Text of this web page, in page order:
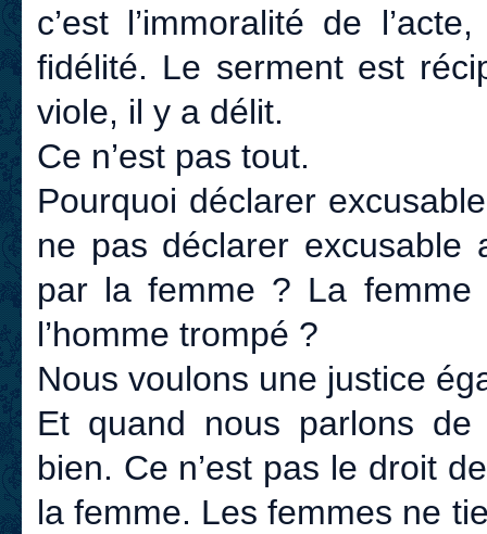
c’est l’immoralité de
fidélité. Le serment est
viole, il y a délit.
Ce n’est pas tout.
Pourquoi déclarer
ne pas déclarer excusable
par la femme ? La femme
l’homme trompé ?
Nous voulons une justice
Et quand nous parlons de
bien. Ce n’est pas le droit
la femme. Les femmes ne